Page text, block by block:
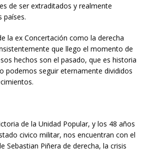
de ser extraditados y realmente
países.
la ex Concertación como la derecha
que llego el momento de
hechos son el pasado, que es historia
podemos seguir eternamente divididos
de la Unidad Popular, y los 48 años
civico militar, nos encuentran con el
Sebastian Piñera de derecha, la crisis